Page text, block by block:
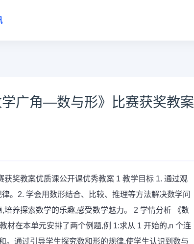
广角—数与形》比赛获奖教案
奖教案优质课公开课优秀教案 1 教学目标 1. 通过观
。2. 学会用数形结合、比较、推理等方法解决数学问
养探索数学的乐趣,感受数学魅力。 2 学情分析 《数
材在本单元安排了两个例题,例 1:求从 1 开始的,n 个连
。通过引导学生探究数和形的规律,使学生认识到数与